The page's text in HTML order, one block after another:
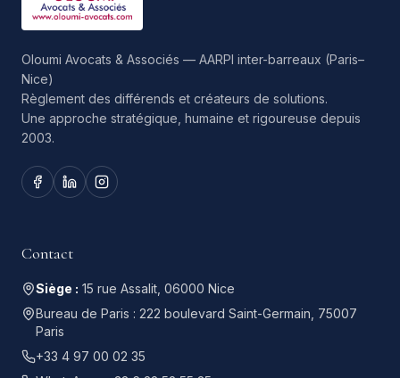
Oloumi Avocats & Associés — AARPI inter-barreaux (Paris–
Nice)
Règlement des différends et créateurs de solutions.
Une approche stratégique, humaine et rigoureuse depuis
2003.
Contact
Siège : 15 rue Assalit, 06000 Nice
Bureau de Paris : 222 boulevard Saint-Germain, 75007
Paris
+33 4 97 00 02 35